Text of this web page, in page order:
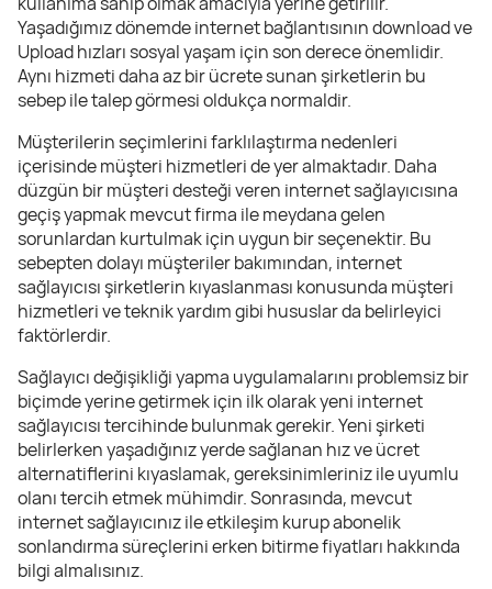
Yaşadığımız dönemde internet bağlantısının download ve
Upload hızları sosyal yaşam için son derece önemlidir.
Aynı hizmeti daha az bir ücrete sunan şirketlerin bu
sebep ile talep görmesi oldukça normaldir.
Müşterilerin seçimlerini farklılaştırma nedenleri
içerisinde müşteri hizmetleri de yer almaktadır. Daha
düzgün bir müşteri desteği veren internet sağlayıcısına
geçiş yapmak mevcut firma ile meydana gelen
sorunlardan kurtulmak için uygun bir seçenektir. Bu
sebepten dolayı müşteriler bakımından, internet
sağlayıcısı şirketlerin kıyaslanması konusunda müşteri
hizmetleri ve teknik yardım gibi hususlar da belirleyici
faktörlerdir.
Sağlayıcı değişikliği yapma uygulamalarını problemsiz bir
biçimde yerine getirmek için ilk olarak yeni internet
sağlayıcısı tercihinde bulunmak gerekir. Yeni şirketi
belirlerken yaşadığınız yerde sağlanan hız ve ücret
alternatiflerini kıyaslamak, gereksinimleriniz ile uyumlu
olanı tercih etmek mühimdir. Sonrasında, mevcut
internet sağlayıcınız ile etkileşim kurup abonelik
sonlandırma süreçlerini erken bitirme fiyatları hakkında
bilgi almalısınız.